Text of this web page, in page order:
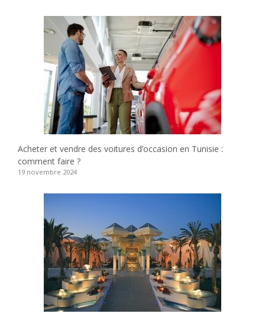
Acheter et vendre des voitures d’occasion en Tunisie :
comment faire ?
19 novembre 2024